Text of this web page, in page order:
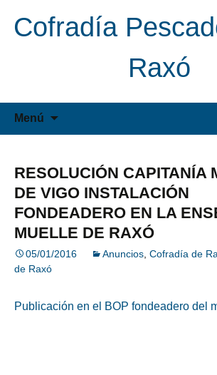
Cofradía
Raxó
Menú
RESOLUCIÓN CAPITANÍA
DE VIGO INSTALACIÓN
FONDEADERO EN LA
MUELLE DE RAXÓ
05/01/2016 Anuncios Cofradía de
de Raxó
Publicación en el BOP fondeadero del